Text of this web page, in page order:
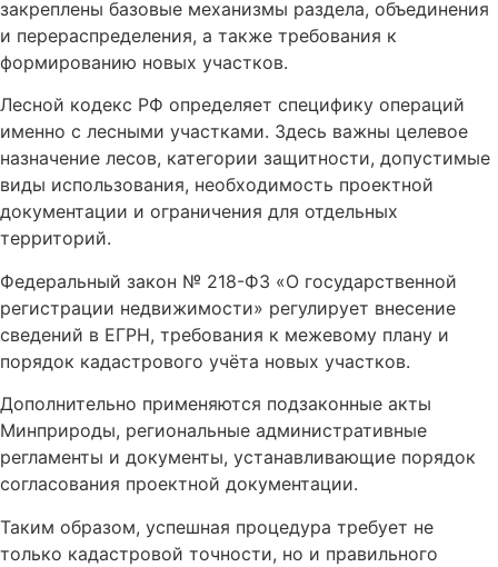
закреплены базовые механизмы раздела, объединения
и перераспределения, а также требования к
формированию новых участков.
Лесной кодекс РФ определяет специфику операций
именно с лесными участками. Здесь важны целевое
назначение лесов, категории защитности, допустимые
виды использования, необходимость проектной
документации и ограничения для отдельных
территорий.
Федеральный закон № 218-ФЗ «О государственной
регистрации недвижимости» регулирует внесение
сведений в ЕГРН, требования к межевому плану и
порядок кадастрового учёта новых участков.
Дополнительно применяются подзаконные акты
Минприроды, региональные административные
регламенты и документы, устанавливающие порядок
согласования проектной документации.
Таким образом, успешная процедура требует не
только кадастровой точности, но и правильного